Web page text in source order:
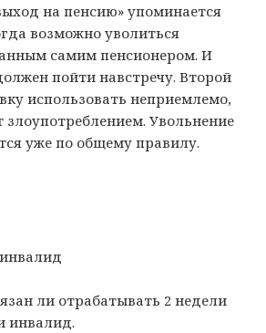
на пенсию» упоминается
возможно уволиться
самим пенсионером. И
пойти навстречу. Второй
использовать неприемлемо,
злоупотреблением. Увольнение
уже по общему правилу.
ли отрабатывать 2 недели
инвалид.